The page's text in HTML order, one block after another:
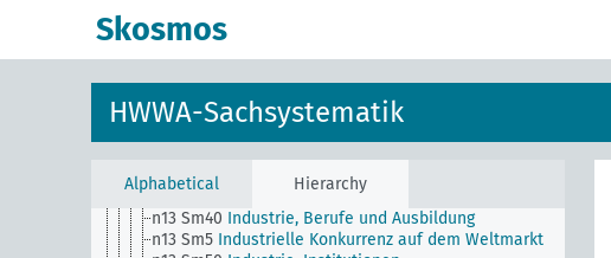
Skosmos
HWWA-Sachsystematik
Alphabetical Hierarchy
n13 Sm11 Industrie, Streben nach Qualitätsarbeit
n13 Sm2 Industrie, Konzentrationsbewegung
Industrie, Ausstellung
Subventionen
Industrielle Verwertung von Naturkräften
n13 Sm40 Industrie, Berufe und Ausbildung
n13 Sm5 Industrielle Konkurrenz auf dem Weltmarkt